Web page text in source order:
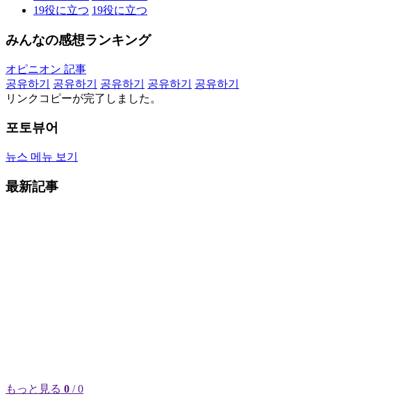
19役に立つ 19役に立つ
みんなの感想ランキング
オピニオン 記事
공유하기
공유하기 공유하기 공유하기
공유하기
リンクコピーが完了しました。
포토뷰어
뉴스 메뉴 보기
最新記事
もっと見る 0 / 0